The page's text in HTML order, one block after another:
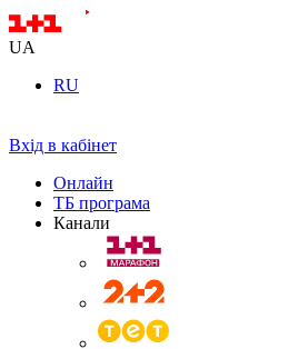
UA
RU
Вхід в кабінет
Онлайн
ТБ програма
Канали